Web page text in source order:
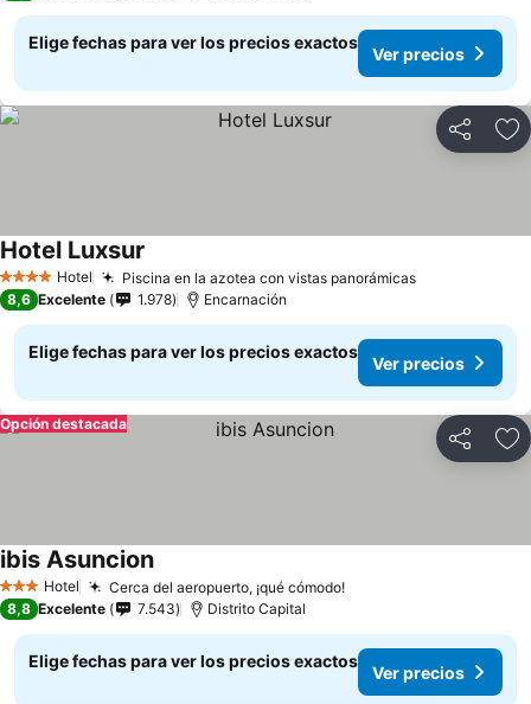
Elige fechas para ver los precios exactos
Ver precios
Compartir
4 EstrellasHotel Piscina en la azotea con vistas panorámicas
Hotel Luxsur
8,6 Excelente 1.978 Encarnación
Elige fechas para ver los precios exactos
Ver precios
Compartir
Opción destacada
3 Estrellas
Hotel Cerca del aeropuerto, ¡qué cómodo!
ibis Asuncion
8,8 Excelente 7.543 Distrito Capital
Elige fechas para ver los precios exactos
Ver precios